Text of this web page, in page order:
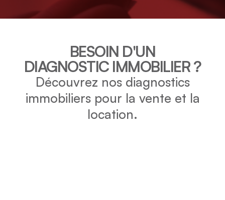
BESOIN D'UN
DIAGNOSTIC IMMOBILIER ?
Découvrez nos diagnostics
immobiliers pour la vente et la
location.